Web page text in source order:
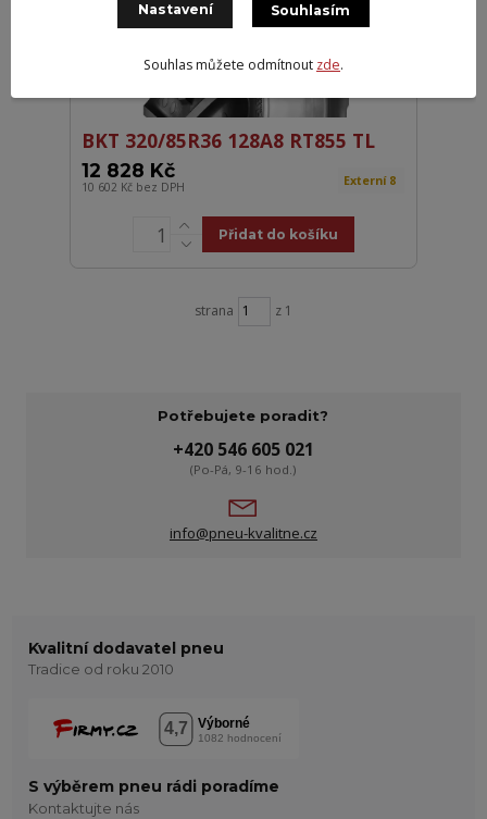
BKT 320/85R36 128A8 RT855 TL
12 828 Kč
10 602 Kč bez DPH Externí 8
Přidat do košíku
strana z 1
Potřebujete poradit?
+420 546 605 021
(Po-Pá, 9-16 hod.)
info@pneu-kvalitne.cz
Kvalitní dodavatel pneu
Tradice od roku 2010
S výběrem pneu rádi poradíme
Kontaktujte nás
Nastavení Souhlasím
Souhlas můžete odmítnout zde.